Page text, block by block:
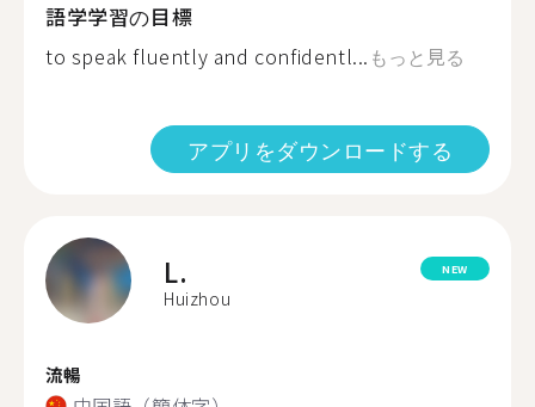
語学学習の目標
to speak fluently and confidentl... もっと見る
アプリをダウンロードする
L.
Huizhou
NEW
流暢